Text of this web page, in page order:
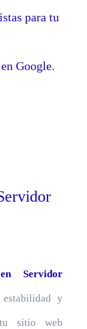
para tu
Google.
Servidor
y
sitio web